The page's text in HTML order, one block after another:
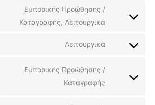
Εμπορικής Προώθησης /
Καταγραφής, Λειτουργικά
Λειτουργικά
Εμπορικής Προώθησης /
Καταγραφής